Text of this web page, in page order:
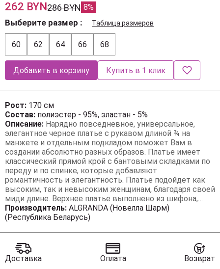
262 BYN286 BYN 8%
Выберите размер Таблица размеров
60 62 64 66 68
Добавить в корзину Купить в 1 клик
Рост: 170 см
Состав: полиэстер - 95%, эластан - 5%
Описание: Нарядно повседневное, универсальное,
элегантное черное платье с рукавом длиной ¾ на
манжете и отдельным подкладом поможет Вам в
создании абсолютно разных образов. Платье имеет
классический прямой крой с бантовыми складками по
переду и по спинке, которые добавляют
романтичность и элегантность. Платье подойдет как
высоким, так и невысоким женщинам, благодаря своей
миди длине. Верхнее платье выполнено из шифона,
горловина декорирована пуговицами. Нижнее платье
из ткани "масло" на бретелях. Это платье Вы можете
или на свидание, на день рождения или клуб, для
фотосессии или романтического вечера. Такое платье
будет уместно в любом гардеробе. Длина изделия (см):
106 Длина рукава (см): 47
Производитель: ALGRANDA (Новелла Шарм)
(Республика Беларусь)
Доставка Оплата Возврат